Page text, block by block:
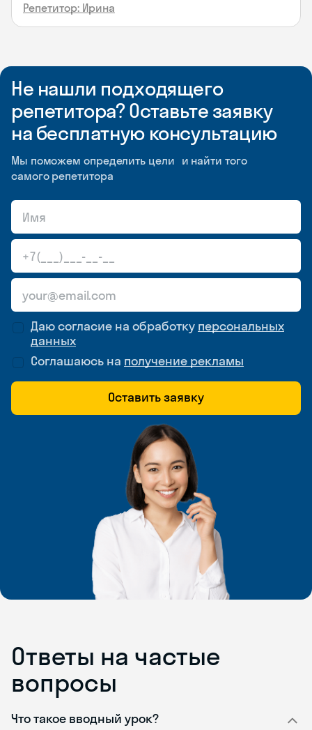
Репетитор: Ирина
Не нашли подходящего
репетитора? Оставьте заявку
на бесплатную консультацию
Мы поможем определить цели и найти того
самого репетитора
Даю согласие на обработку персональных
данных
Соглашаюсь на получение рекламы
Оставить заявку
Ответы на частые
вопросы
Что такое вводный урок?